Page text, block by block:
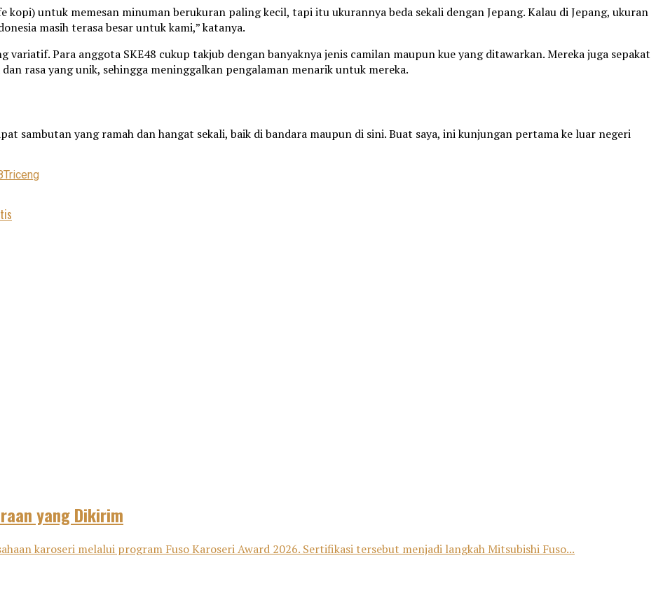
kopi) untuk memesan minuman berukuran paling kecil, tapi itu ukurannya beda sekali dengan Jepang. Kalau di Jepang, ukuran
masih terasa besar untuk kami,” katanya.
Para anggota SKE48 cukup takjub dengan banyaknya jenis camilan maupun kue yang ditawarkan. Mereka juga sepakat
rasa yang unik, sehingga meninggalkan pengalaman menarik untuk mereka.
sambutan yang ramah dan hangat sekali, baik di bandara maupun di sini. Buat saya, ini kunjungan pertama ke luar negeri
Triceng
yang Dikirim
karoseri melalui program Fuso Karoseri Award 2026. Sertifikasi tersebut menjadi langkah Mitsubishi Fuso...